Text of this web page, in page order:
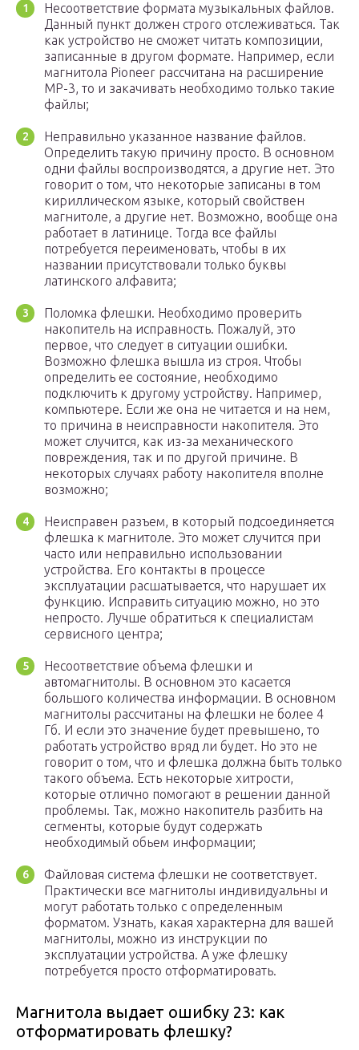
Несоответствие формата музыкальных файлов.
Данный пункт должен строго отслеживаться. Так
как устройство не сможет читать композиции,
записанные в другом формате. Например, если
магнитола Pioneer рассчитана на расширение
МР-3, то и закачивать необходимо только такие
файлы;
Неправильно указанное название файлов.
Определить такую причину просто. В основном
одни файлы воспроизводятся, а другие нет. Это
говорит о том, что некоторые записаны в том
кириллическом языке, который свойствен
магнитоле, а другие нет. Возможно, вообще она
работает в латинице. Тогда все файлы
потребуется переименовать, чтобы в их
названии присутствовали только буквы
латинского алфавита;
Поломка флешки. Необходимо проверить
накопитель на исправность. Пожалуй, это
первое, что следует в ситуации ошибки.
Возможно флешка вышла из строя. Чтобы
определить ее состояние, необходимо
подключить к другому устройству. Например,
компьютере. Если же она не читается и на нем,
то причина в неисправности накопителя. Это
может случится, как из-за механического
повреждения, так и по другой причине. В
некоторых случаях работу накопителя вполне
возможно;
Неисправен разъем, в который подсоединяется
флешка к магнитоле. Это может случится при
часто или неправильно использовании
устройства. Его контакты в процессе
эксплуатации расшатывается, что нарушает их
функцию. Исправить ситуацию можно, но это
непросто. Лучше обратиться к специалистам
сервисного центра;
Несоответствие объема флешки и
автомагнитолы. В основном это касается
большого количества информации. В основном
магнитолы рассчитаны на флешки не более 4
Гб. И если это значение будет превышено, то
работать устройство вряд ли будет. Но это не
говорит о том, что и флешка должна быть только
такого объема. Есть некоторые хитрости,
которые отлично помогают в решении данной
проблемы. Так, можно накопитель разбить на
сегменты, которые будут содержать
необходимый обьем информации;
Файловая система флешки не соответствует.
Практически все магнитолы индивидуальны и
могут работать только с определенным
форматом. Узнать, какая характерна для вашей
магнитолы, можно из инструкции по
эксплуатации устройства. А уже флешку
потребуется просто отформатировать.
Магнитола выдает ошибку 23: как
отформатировать флешку?